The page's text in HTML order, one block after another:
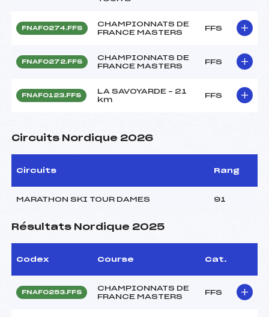
FNAF0274.FFS
CHAMPIONNATS DE
FRANCE MASTERS
FFS
FNAF0272.FFS
CHAMPIONNATS DE
FRANCE MASTERS
FFS
FNAF0123.FFS
LA SAVOYARDE – 21
km
FFS
Circuits Nordique 2026
Circuits Rang
MARATHON SKI TOUR DAMES 91
Résultats Nordique 2025
Codex Course Cat.
FNAF0253.FFS
CHAMPIONNATS DE
FRANCE MASTERS
FFS